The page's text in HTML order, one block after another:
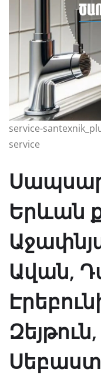
service-
service
Երևան
Ավան,